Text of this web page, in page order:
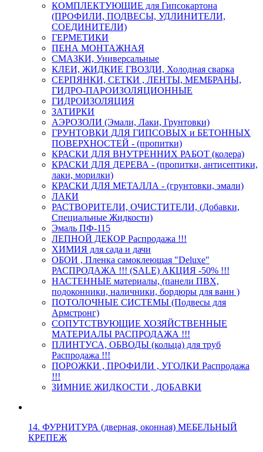
КОМПЛЕКТУЮЩИЕ для Гипсокартона
(ПРОФИЛИ, ПОДВЕСЫ, УДЛИНИТЕЛИ,
СОЕДИНИТЕЛИ)
ГЕРМЕТИКИ
ПЕНА МОНТАЖНАЯ
СМАЗКИ, Универсальные
КЛЕИ, ЖИДКИЕ ГВОЗДИ, Холодная сварка
СЕРПЯНКИ, СЕТКИ , ЛЕНТЫ, МЕМБРАНЫ,
ГИДРО-ПАРОИЗОЛЯЦИОННЫЕ
ГИДРОИЗОЛЯЦИЯ
ЗАТИРКИ
АЭРОЗОЛИ (Эмали, Лаки, Грунтовки)
ГРУНТОВКИ ДЛЯ ГИПСОВЫХ и БЕТОННЫХ
ПОВЕРХНОСТЕЙ - (пропитки)
КРАСКИ ДЛЯ ВНУТРЕННИХ РАБОТ (колера)
КРАСКИ ДЛЯ ДЕРЕВА - (пропитки, антисептики,
лаки, морилки)
КРАСКИ ДЛЯ МЕТАЛЛА - (грунтовки, эмали)
ЛАКИ
РАСТВОРИТЕЛИ, ОЧИСТИТЕЛИ, (Добавки,
Специальные Жидкости)
Эмаль ПФ-115
ЛЕПНОЙ ДЕКОР Распродажа !!!
ХИМИЯ для сада и дачи
ОБОИ , Пленка самоклеющая "Deluxe"
РАСПРОДАЖА !!! (SALE) АКЦИЯ -50% !!!
НАСТЕННЫЕ материалы, (панели ПВХ,
подоконники, наличники, бордюры для ванн )
ПОТОЛОЧНЫЕ СИСТЕМЫ (Подвесы для
Армстронг)
СОПУТСТВУЮЩИЕ ХОЗЯЙСТВЕННЫЕ
МАТЕРИАЛЫ РАСПРОДАЖА !!!
ПЛИНТУСА, ОБВОДЫ (кольца) для труб
Распродажа !!!
ПОРОЖКИ , ПРОФИЛИ , УГОЛКИ Распродажа
!!!
ЗИМНИЕ ЖИДКОСТИ , ДОБАВКИ
14. ФУРНИТУРА (дверная, оконная) МЕБЕЛЬНЫЙ
КРЕПЕЖ